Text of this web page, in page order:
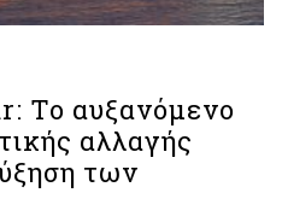
Το αυξανόμενο
αλλαγής
των